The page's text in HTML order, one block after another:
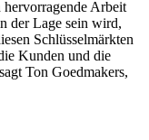
Arbeit
der Lage sein wird,
Schlüsselmärkten
Kunden und die
Ton Goedmakers,